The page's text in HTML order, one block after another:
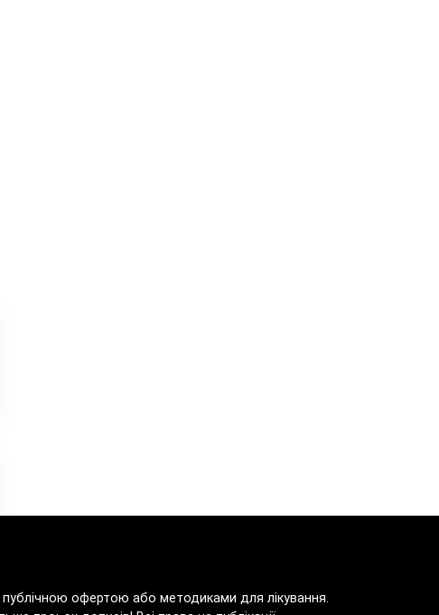
публічною офертою або методиками для лікування.